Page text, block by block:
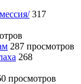
317
287 просмотров
268
просмотров